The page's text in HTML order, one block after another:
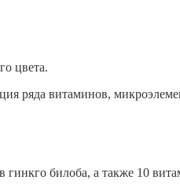
цвета.
ряда витаминов,
билоба, а также 10